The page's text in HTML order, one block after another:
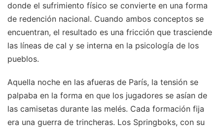
donde el sufrimiento físico se convierte en una forma
de redención nacional. Cuando ambos conceptos se
encuentran, el resultado es una fricción que trasciende
las líneas de cal y se interna en la psicología de los
pueblos.
Aquella noche en las afueras de París, la tensión se
palpaba en la forma en que los jugadores se asían de
las camisetas durante las melés. Cada formación fija
era una guerra de trincheras. Los Springboks, con su